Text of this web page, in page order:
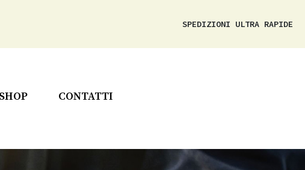
SPEDIZIONI ULTRA RAPIDE
SHOP CONTATTI